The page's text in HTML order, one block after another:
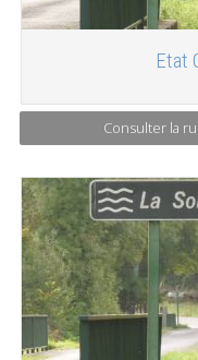
Etat
Consulter la